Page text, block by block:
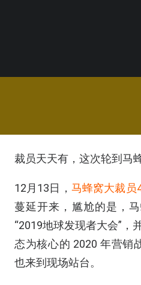
裁员天天有，这次轮到马
12月13日， 马蜂窝大裁员
蔓延开来，尴尬的是，
“2019地球发现者大会”，
态为核心的 2020 年营销
也来到现场站台。